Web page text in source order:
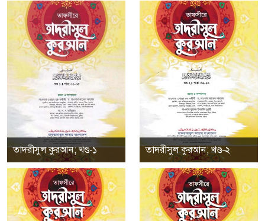
তাদরীসুল কুরআন; খণ্ড-১ তাদরীসুল কুরআন; খণ্ড-২